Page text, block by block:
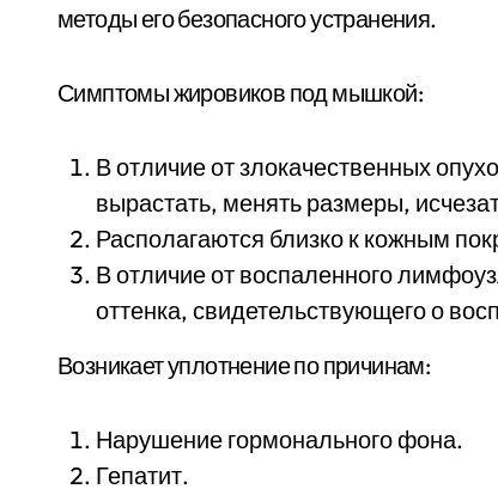
методы его безопасного устранения.
Симптомы жировиков под мышкой:
В отличие от злокачественных
вырастать, менять размеры,
Располагаются близко к кожным
В отличие от воспаленного
оттенка, свидетельствующего о
Возникает уплотнение по причинам:
Нарушение гормонального фона.
Гепатит.